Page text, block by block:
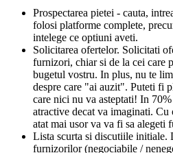
Prospectarea pietei - cauta,
folosi platforme complete,
intelege ce optiuni aveti.
Solicitarea ofertelor. Solicitati
furnizori, chiar si de la cei care
bugetul vostru. In plus, nu te
despre care "ai auzit". Puteti fi
care nici nu va asteptati! In
atractive decat va imaginati.
atat mai usor va va fi sa
Lista scurta si discutiile initiale.
furnizorilor (negociabile /